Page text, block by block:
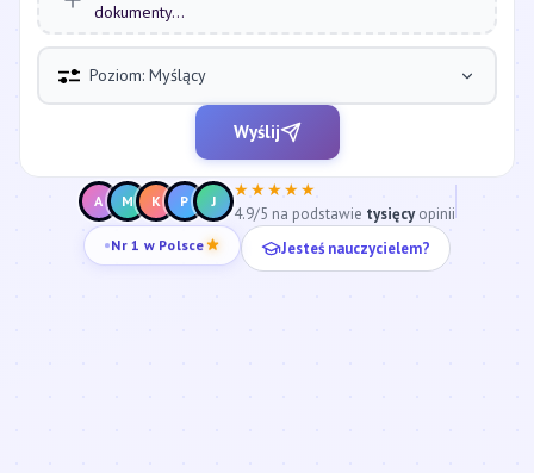
dokumenty...
Poziom: Myślący
Wyślij
A M K P J
★★★★★
4.9/5 na podstawie tysięcyopinii
Nr 1 w Polsce Jesteś nauczycielem?